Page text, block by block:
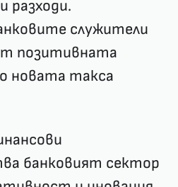
разходи.
служители
позитивната
новата такса
банковият сектор